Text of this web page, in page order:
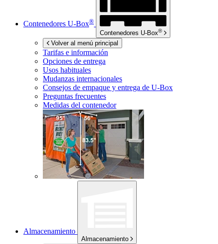
Contenedores U-Box®
Contenedores U-Box®
Volver al menú principal
Tarifas e información
Opciones de entrega
Usos habituales
Mudanzas internacionales
Consejos de empaque y entrega de U-Box
Preguntas frecuentes
Medidas del contenedor
Almacenamiento
Almacenamiento